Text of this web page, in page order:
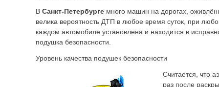
В Санкт-Петербурге много машин на дорогах,
велика вероятность ДТП в любое время суток, при
каждом автомобиле установлена и находится в
подушка безопасности.
Уровень качества подушек безопасности
Считается, что
раз после